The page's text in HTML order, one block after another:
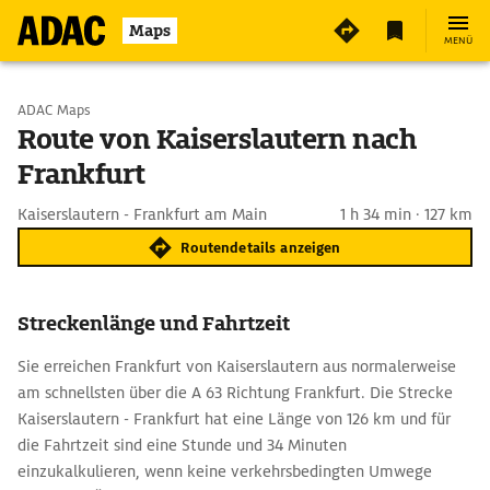
Maps MENÜ
Start wählen
Ziel eingeben
ADAC Maps
Route von Kaiserslautern nach
Frankfurt
Kaiserslautern - Frankfurt am Main 1 h 34 min · 127 km
Routendetails anzeigen
Streckenlänge und Fahrtzeit
Sie erreichen Frankfurt von Kaiserslautern aus normalerweise
am schnellsten über die A 63 Richtung Frankfurt. Die Strecke
Kaiserslautern - Frankfurt hat eine Länge von 126 km und für
die Fahrtzeit sind eine Stunde und 34 Minuten
einzukalkulieren, wenn keine verkehrsbedingten Umwege